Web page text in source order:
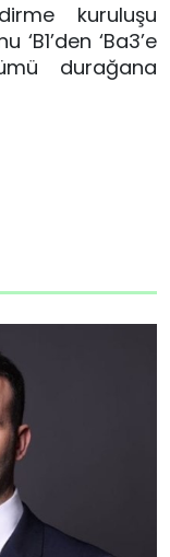
kuruluşu
‘Ba3’e
durağana